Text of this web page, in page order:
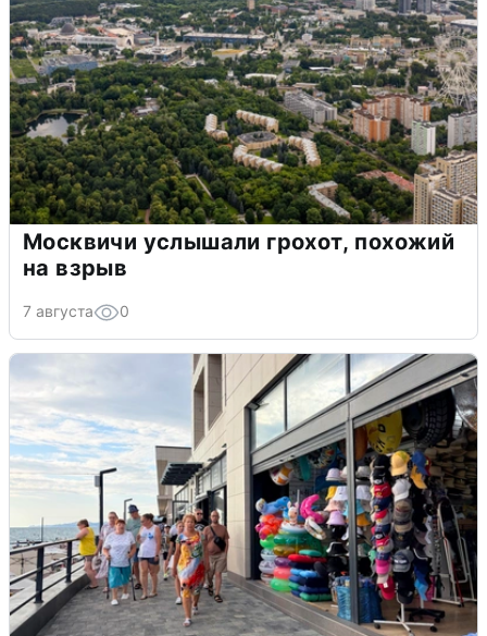
Москвичи услышали грохот, похожий
на взрыв
7 августа 0